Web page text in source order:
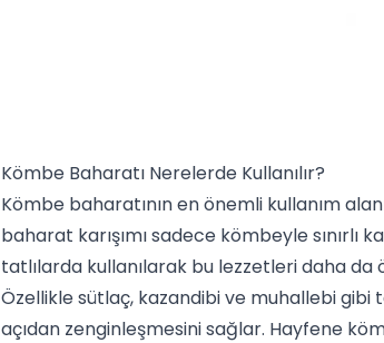
Kömbe Baharatı Nerelerde Kullanılır?
Kömbe baharatının en önemli kullanım
baharat karışımı sadece kömbeyle
tatlılarda kullanılarak bu lezzetleri daha da
Özellikle sütlaç, kazandibi ve muhallebi
açıdan zenginleşmesini sağlar. Hayfene